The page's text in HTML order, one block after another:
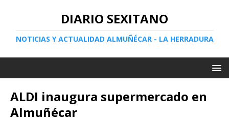
DIARIO SEXITANO
NOTICIAS Y ACTUALIDAD ALMUÑÉCAR - LA HERRADURA
ALDI inaugura supermercado en
Almuñécar